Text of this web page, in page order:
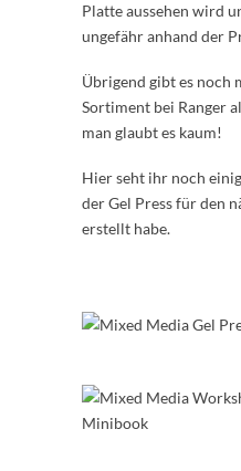
Platte aussehen wird
ungefähr anhand der
Übrigend gibt es noch
Sortiment bei Ranger
man glaubt es kaum!
Hier seht ihr noch
der Gel Press für den
erstellt habe.